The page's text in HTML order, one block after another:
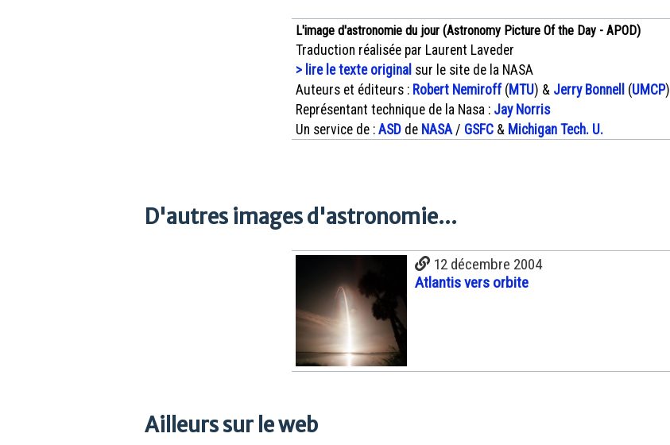
L'image d'astronomie du jour (Astronomy Picture Of the Day - APOD)
Traduction réalisée par Laurent Laveder
> lire le texte original sur le site de la NASA
Auteurs et éditeurs : Robert Nemiroff(MTU) & Jerry Bonnell (UMCP)
Représentant technique de la Nasa : Jay Norris
Un service de : ASD de NASA / GSFC & Michigan Tech. U.
D'autres images d'astronomie...
12 décembre 2004
Atlantis vers orbite
Ailleurs sur le web